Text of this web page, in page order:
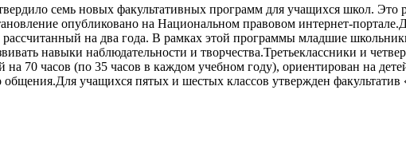
семь новых факультативных программ для учащихся школ. Это
опубликовано на Национальном правовом интернет-
на два года. В рамках этой программы младшие
навыки наблюдательности и творчества.Третьеклассники и
70 часов (по 35 часов в каждом учебном году), ориентирован на
учащихся пятых и шестых классов утвержден факультатив